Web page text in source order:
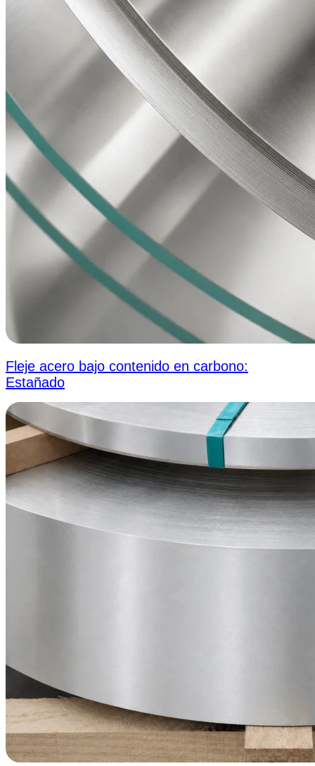
Fleje acero bajo contenido en carbono:
Estañado